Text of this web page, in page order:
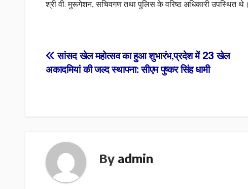
श्री वी. मुरूगेशन, सचिवगण तथा पुलिस के वरिष्ठ अधिकारी उपस्थित थे।
Post
सांसद खेल महोत्सव का हुआ शुभारंभ,प्रदेश में 23 खेल
अकादमियां की जल्द स्थापना: सीएम पुष्कर सिंह धामी
By admin